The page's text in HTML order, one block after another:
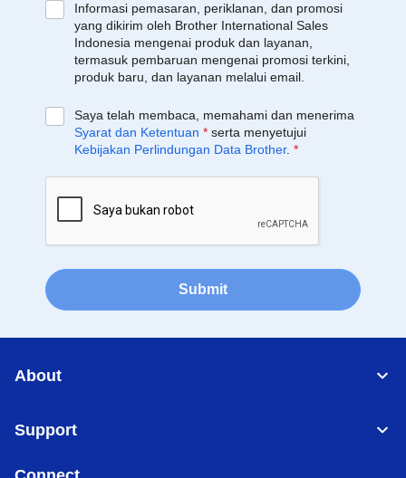
Informasi pemasaran, periklanan, dan promosi
yang dikirim oleh Brother International Sales
Indonesia mengenai produk dan layanan,
termasuk pembaruan mengenai promosi terkini,
produk baru, dan layanan melalui email.
Saya telah membaca, memahami dan menerima
Syarat dan Ketentuan * serta menyetujui
Kebijakan Perlindungan Data Brother. *
Submit
About
Support